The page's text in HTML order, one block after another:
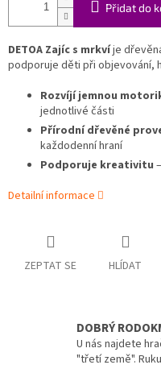
Přidat do
DETOA Zajíc s mrkvíje
podporuje děti při objevování,
Rozvíjí jemnou
jednotlivé části
Přírodní dřevěné
každodenní hraní
Podporuje kreativitu
Detailní informace
ZEPTAT SE HLÍDAT
DOBRÝ
U nás najdete
"třetí země".